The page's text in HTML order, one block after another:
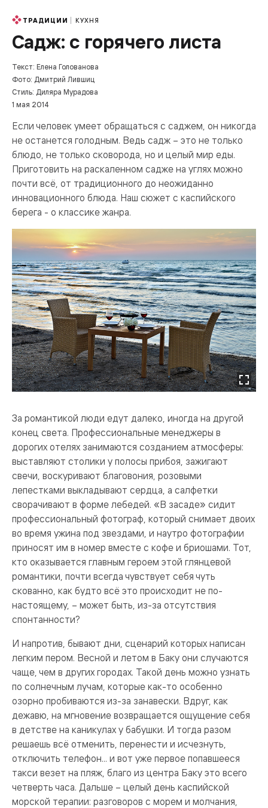
ТРАДИЦИИ КУХНЯ
Садж: с горячего листа
Текст: Елена Голованова
Фото: Дмитрий Лившиц
Стиль: Диляра Мурадова
1 мая 2014
Если человек умеет обращаться с саджем, он никогда
не останется голодным. Ведь садж – это не только
блюдо, не только сковорода, но и целый мир еды.
Приготовить на раскаленном садже на углях можно
почти всё, от традиционного до неожиданно
инновационного блюда. Наш сюжет с каспийского
берега - о классике жанра.
За романтикой люди едут далеко, иногда на другой
конец света. Профессиональные менеджеры в
дорогих отелях занимаются созданием атмосферы:
выставляют столики у полосы прибоя, зажигают
свечи, воскуривают благовония, розовыми
лепестками выкладывают сердца, а салфетки
сворачивают в форме лебедей. «В засаде» сидит
профессиональный фотограф, который снимает двоих
во время ужина под звездами, и наутро фотографии
приносят им в номер вместе с кофе и бриошами. Тот,
кто оказывается главным героем этой глянцевой
романтики, почти всегда чувствует себя чуть
скованно, как будто всё это происходит не по-
настоящему, – может быть, из-за отсутствия
спонтанности?
И напротив, бывают дни, сценарий которых написан
легким пером. Весной и летом в Баку они случаются
чаще, чем в других городах. Такой день можно узнать
по солнечным лучам, которые как-то особенно
озорно пробиваются из-за занавески. Вдруг, как
дежавю, на мгновение возвращается ощущение себя
в детстве на каникулах у бабушки. И тогда разом
решаешь всё отменить, перенести и исчезнуть,
отключить телефон... и вот уже первое попавшееся
такси везет на пляж, благо из центра Баку это всего
четверть часа. Дальше – целый день каспийской
морской терапии: разговоров с морем и молчания,